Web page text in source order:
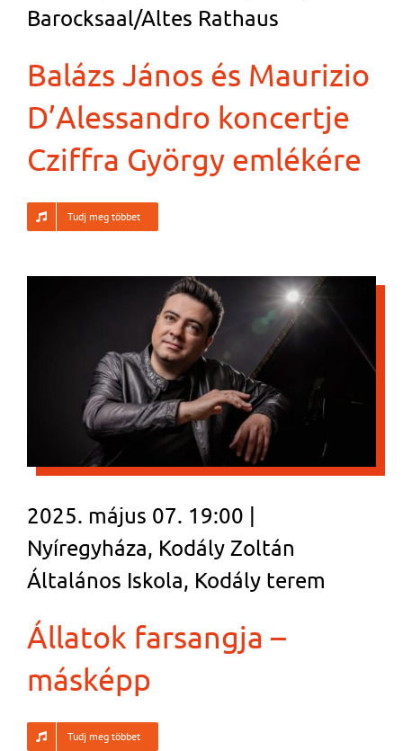
Barocksaal/Altes Rathaus
Balázs János és Maurizio
D’Alessandro koncertje
Cziffra György emlékére
Tudj meg többet
2025. május 07. 19:00 |
Nyíregyháza, Kodály Zoltán
Általános Iskola, Kodály terem
Állatok farsangja –
másképp
Tudj meg többet